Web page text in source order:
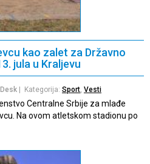
kao zalet za Državno
jula u Kraljevu
| Kategorija: Sport, Vesti
Centralne Srbije za mlađe
Na ovom atletskom stadionu po